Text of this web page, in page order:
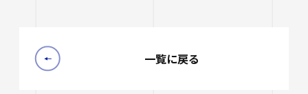
一覧に戻る